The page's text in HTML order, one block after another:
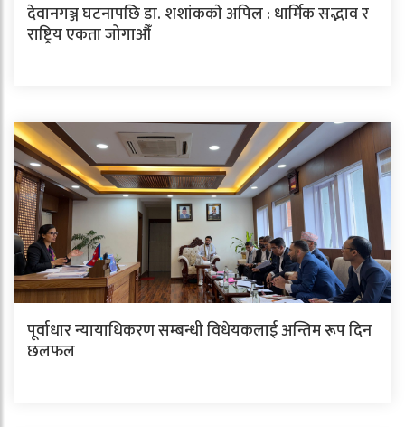
देवानगञ्ज घटनापछि डा. शशांककाे अपिल : धार्मिक सद्भाव र
राष्ट्रिय एकता जोगाऔँ
पूर्वाधार न्यायाधिकरण सम्बन्धी विधेयकलाई अन्तिम रूप दिन
छलफल